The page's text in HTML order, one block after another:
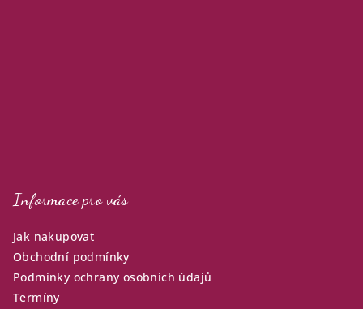
Informace pro vás
Jak nakupovat
Obchodní podmínky
Podmínky ochrany osobních údajů
Termíny